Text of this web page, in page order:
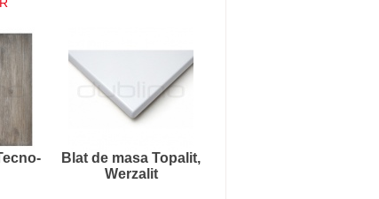
Blat de masa Topalit,
Werzalit